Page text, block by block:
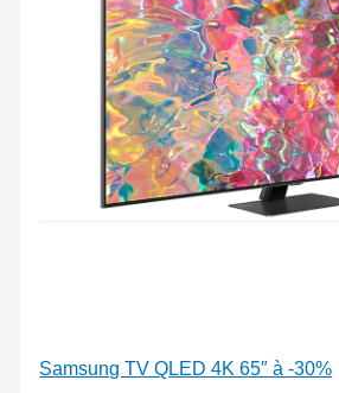
Samsung TV QLED 4K 65″ à -30%